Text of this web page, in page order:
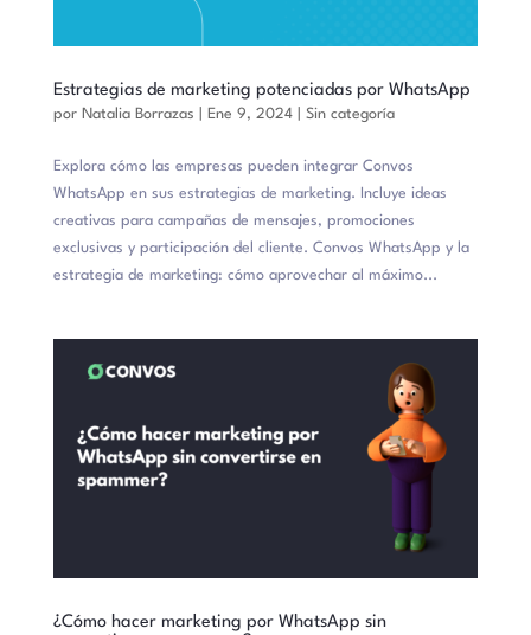
Estrategias de marketing potenciadas por WhatsApp
por Natalia Borrazas Ene 9, 2024| Sin categoría
Explora cómo las empresas pueden integrar Convos
WhatsApp en sus estrategias de marketing. Incluye ideas
creativas para campañas de mensajes, promociones
exclusivas y participación del cliente. Convos WhatsApp y la
estrategia de marketing: cómo aprovechar al máximo...
¿Cómo hacer marketing por WhatsApp sin